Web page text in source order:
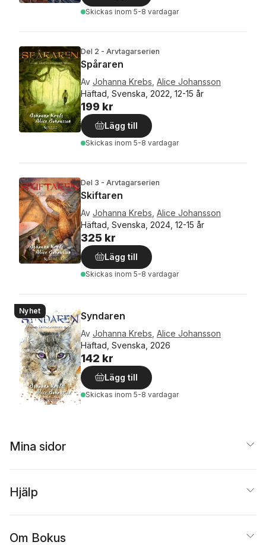
Skickas inom 5-8 vardagar
Del 2 - Arvtagarserien
Spåraren
Av Johanna Krebs Alice Johansson
Häftad, Svenska, 2022, 12-15 år
199 kr
Lägg till
Skickas inom 5-8 vardagar
Del 3 - Arvtagarserien
Skiftaren
Av Johanna Krebs Alice Johansson
Häftad, Svenska, 2024, 12-15 år
325 kr
Lägg till
Skickas inom 5-8 vardagar
Nyhet Syndaren
Av Johanna Krebs Alice Johansson
Häftad, Svenska, 2026
142 kr
Lägg till
Skickas inom 5-8 vardagar
Mina sidor
Hjälp
Om Bokus